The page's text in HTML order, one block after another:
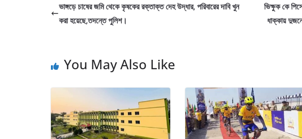
ভাঙ্গড়ে চাষের জমি থেকে কৃষকের রক্তাক্ত দেহ উদ্ধার, পরিবারের দাবি খুন
করা হয়েছে,তদন্তে পুলিশ।
ভিক্ষুক কে
ধাক্কায়
You May Also Like